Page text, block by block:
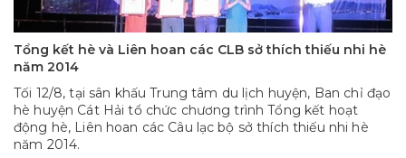
Tổng kết hè và Liên hoan các CLB sở thích thiếu nhi hè
năm 2014
Tối 12/8, tại sân khấu Trung tâm du lịch huyện, Ban chỉ đạo
hè huyện Cát Hải tổ chức chương trình Tổng kết hoạt
động hè, Liên hoan các Câu lạc bộ sở thích thiếu nhi hè
năm 2014.